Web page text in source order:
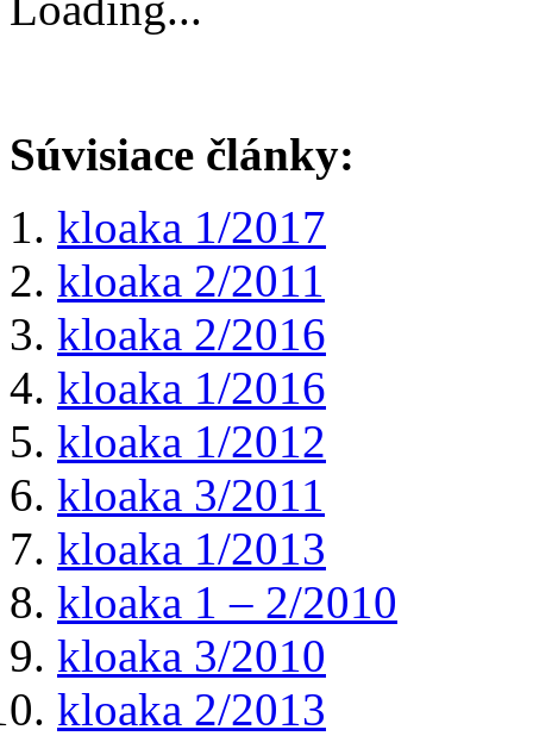
Súvisiace články:
kloaka 1/2017
kloaka 2/2011
kloaka 2/2016
kloaka 1/2016
kloaka 1/2012
kloaka 3/2011
kloaka 1/2013
kloaka 1 – 2/2010
kloaka 3/2010
kloaka 2/2013